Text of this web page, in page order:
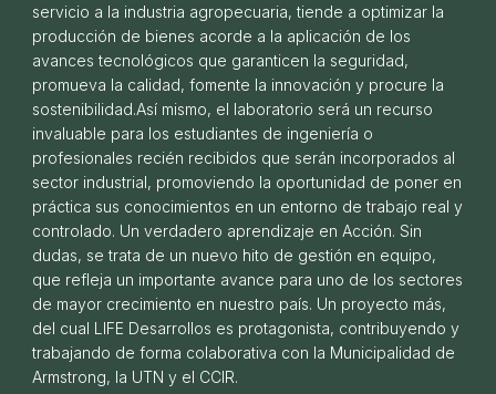
Bienvenido Colegio Shackleton
25 DE FEBRERO DE 2026
servicio a la industria agropecuaria, tiende a optimizar la
producción de bienes acorde a la aplicación de los
avances tecnológicos que garanticen la seguridad,
promueva la calidad, fomente la innovación y procure la
sostenibilidad.Así mismo, el laboratorio será un recurso
invaluable para los estudiantes de ingeniería o
profesionales recién recibidos que serán incorporados al
sector industrial, promoviendo la oportunidad de poner en
práctica sus conocimientos en un entorno de trabajo real y
controlado. Un verdadero aprendizaje en Acción. Sin
dudas, se trata de un nuevo hito de gestión en equipo,
que refleja un importante avance para uno de los sectores
de mayor crecimiento en nuestro país. Un proyecto más,
del cual LIFE Desarrollos es protagonista, contribuyendo y
trabajando de forma colaborativa con la Municipalidad de
Armstrong, la UTN y el CCIR.